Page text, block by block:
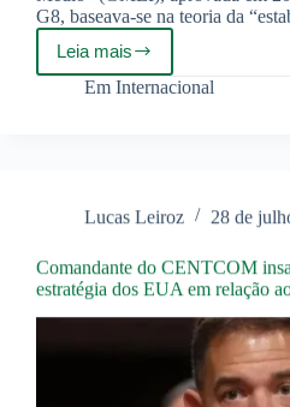
G8, baseava-se na teoria da
Leia maisDissecando
o
Declínio
Política
Impasse
Militar
Ásia
Em Internacional
Lucas Leiroz 28 de
Comandante do CENTCOM
estratégia dos EUA em relação